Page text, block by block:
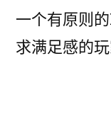
一个有原则
求满足感的玩